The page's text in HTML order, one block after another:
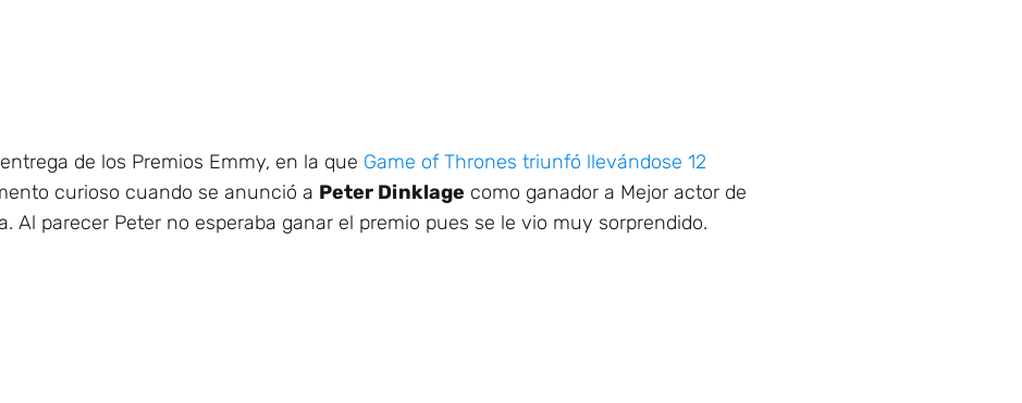
de los Premios Emmy, en la que Game of Thrones triunfó llevándose 12
curioso cuando se anunció a Peter Dinklage como ganador a Mejor actor de
Al parecer Peter no esperaba ganar el premio pues se le vio muy sorprendido.